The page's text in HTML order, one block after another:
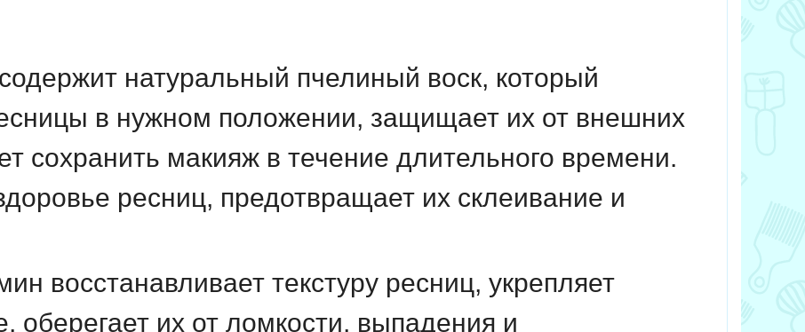
натуральный пчелиный воск, который
в нужном положении, защищает их от внешних
сохранить макияж в течение длительного времени.
ресниц, предотвращает их склеивание и
восстанавливает текстуру ресниц, укрепляет
оберегает их от ломкости, выпадения и